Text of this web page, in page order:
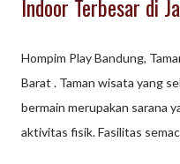
Indoor Terbesar di
Hompim Play Bandung,
Barat . Taman wisata yang
bermain merupakan sarana
aktivitas fisik. Fasilitas